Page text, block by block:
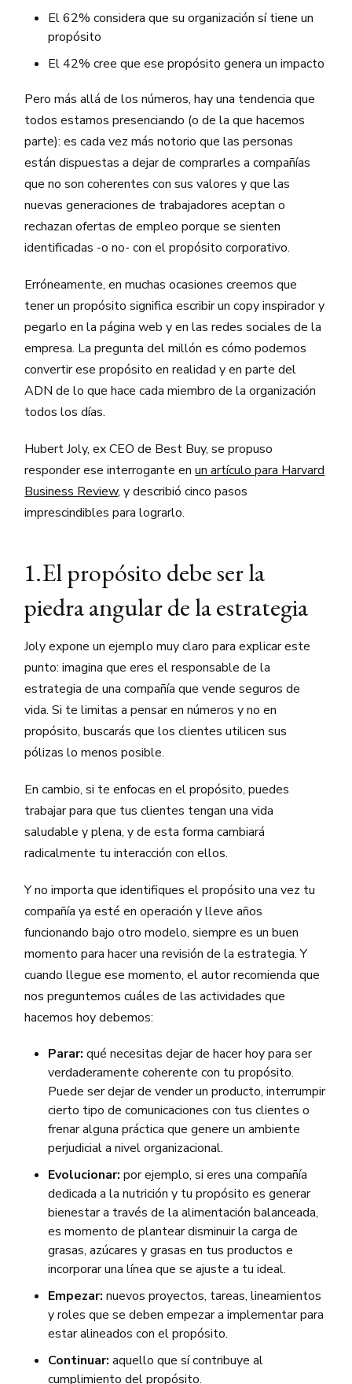
El 62% considera que su organización sí tiene un
propósito
El 42% cree que ese propósito genera un impacto
Pero más allá de los números, hay una tendencia que
todos estamos presenciando (o de la que hacemos
parte): es cada vez más notorio que las personas
están dispuestas a dejar de comprarles a compañías
que no son coherentes con sus valores y que las
nuevas generaciones de trabajadores aceptan o
rechazan ofertas de empleo porque se sienten
identificadas -o no- con el propósito corporativo.
Erróneamente, en muchas ocasiones creemos que
tener un propósito significa escribir un copy inspirador y
pegarlo en la página web y en las redes sociales de la
empresa. La pregunta del millón es cómo podemos
convertir ese propósito en realidad y en parte del
ADN de lo que hace cada miembro de la organización
todos los días.
Hubert Joly, ex CEO de Best Buy, se propuso
responder ese interrogante enun artículo para Harvard
Business Review, y describió cinco pasos
imprescindibles para lograrlo.
1.El propósito debe ser la
piedra angular de la estrategia
Joly expone un ejemplo muy claro para explicar este
punto: imagina que eres el responsable de la
estrategia de una compañía que vende seguros de
vida. Si te limitas a pensar en números y no en
propósito, buscarás que los clientes utilicen sus
pólizas lo menos posible.
En cambio, si te enfocas en el propósito, puedes
trabajar para que tus clientes tengan una vida
saludable y plena, y de esta forma cambiará
radicalmente tu interacción con ellos.
Y no importa que identifiques el propósito una vez tu
compañía ya esté en operación y lleve años
funcionando bajo otro modelo, siempre es un buen
momento para hacer una revisión de la estrategia. Y
cuando llegue ese momento, el autor recomienda que
nos preguntemos cuáles de las actividades que
hacemos hoy debemos:
Parar: qué necesitas dejar de hacer hoy para ser
verdaderamente coherente con tu propósito.
Puede ser dejar de vender un producto, interrumpir
cierto tipo de comunicaciones con tus clientes o
frenar alguna práctica que genere un ambiente
perjudicial a nivel organizacional.
Evolucionar: por ejemplo, si eres una compañía
dedicada a la nutrición y tu propósito es generar
bienestar a través de la alimentación balanceada,
es momento de plantear disminuir la carga de
grasas, azúcares y grasas en tus productos e
incorporar una línea que se ajuste a tu ideal.
Empezar: nuevos proyectos, tareas, lineamientos
y roles que se deben empezar a implementar para
estar alineados con el propósito.
Continuar: aquello que sí contribuye al
cumplimiento del propósito.